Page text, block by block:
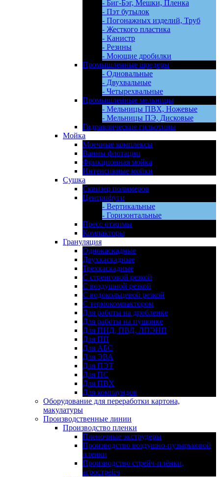
- Биг-Бэг, Мешки, Пленка
- Пэт бутылок
- Погонажных изделий, Труб
- Жесткого пластика
- Канистр
- Резины
- Моющие дробилки
Промышленные шредеры
- Одновальные
- Двухвальные
- Четырехвальные
Промышленные мельницы
- Мельницы ПВХ, Ножевые
- Мельницы ПЭ, Дисковые
Гидравлические гильотины
Мойка
Моечные комплексы
Ванны флотации
Фрикционная мойка
Интенсивные мойки
Сушка
Сквизер полимеров
Центрифуги
- Вертикальные
- Горизонтальные
Пресс отжимы
Компакторы
Грануляция
Однокаскадные
Двухкаскадные
Трехкаскадные
С стренговой резкой
С воздушной резкой
С водокольцевой резкой
С термокомпактором
Для работы на дробленке
Для работы на пушонке
Для ПНД, ПВД, ЛПЭНП
Для ПП
Для АБС
Для ЭВА
Для ПЭТ
Для ПС
Для ПВХ
Для компаундов
Оборудование для переработки картона,
макулатуры
Производственные линии
Производство пленки
Пленочные экструдеры
Производство воздушно-пузырьковой
пленки
Производство стрейч-плёнки,
агрострейч